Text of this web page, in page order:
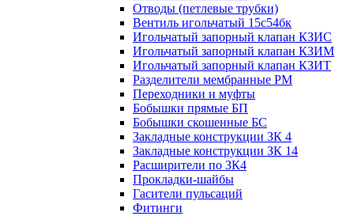
Отводы (петлевые трубки)
Вентиль игольчатый 15с54бк
Игольчатый запорный клапан КЗИС
Игольчатый запорный клапан КЗИМ
Игольчатый запорный клапан КЗИТ
Разделители мембранные РМ
Переходники и муфты
Бобышки прямые БП
Бобышки скошенные БС
Закладные конструкции ЗК 4
Закладные конструкции ЗК 14
Расширители по ЗК4
Прокладки-шайбы
Гасители пульсаций
Фитинги